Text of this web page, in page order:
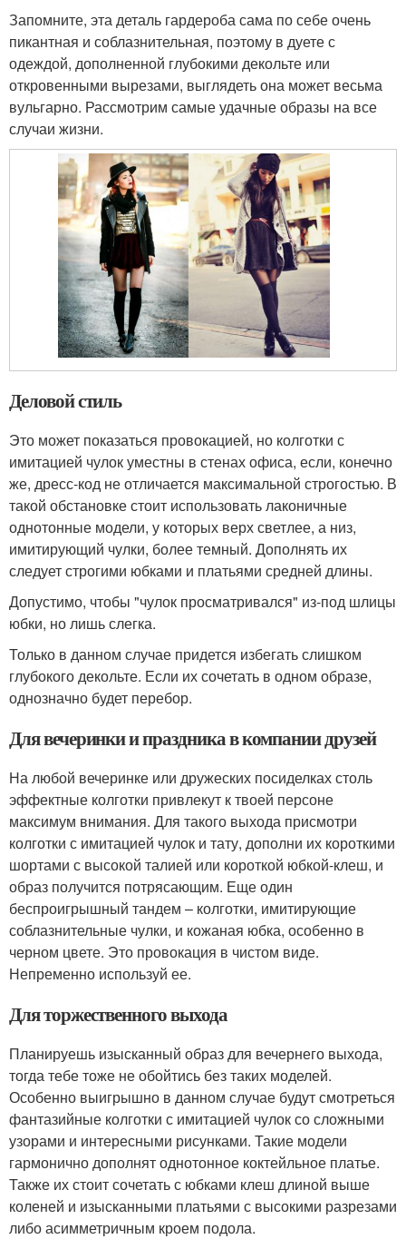
Запомните, эта деталь гардероба сама по себе очень
пикантная и соблазнительная, поэтому в дуете с
одеждой, дополненной глубокими декольте или
откровенными вырезами, выглядеть она может весьма
вульгарно. Рассмотрим самые удачные образы на все
случаи жизни.
Деловой стиль
Это может показаться провокацией, но колготки с
имитацией чулок уместны в стенах офиса, если, конечно
же, дресс-код не отличается максимальной строгостью. В
такой обстановке стоит использовать лаконичные
однотонные модели, у которых верх светлее, а низ,
имитирующий чулки, более темный. Дополнять их
следует строгими юбками и платьями средней длины.
Допустимо, чтобы "чулок просматривался" из-под шлицы
юбки, но лишь слегка.
Только в данном случае придется избегать слишком
глубокого декольте. Если их сочетать в одном образе,
однозначно будет перебор.
Для вечеринки и праздника в компании друзей
На любой вечеринке или дружеских посиделках столь
эффектные колготки привлекут к твоей персоне
максимум внимания. Для такого выхода присмотри
колготки с имитацией чулок и тату, дополни их короткими
шортами с высокой талией или короткой юбкой-клеш, и
образ получится потрясающим. Еще один
беспроигрышный тандем – колготки, имитирующие
соблазнительные чулки, и кожаная юбка, особенно в
черном цвете. Это провокация в чистом виде.
Непременно используй ее.
Для торжественного выхода
Планируешь изысканный образ для вечернего выхода,
тогда тебе тоже не обойтись без таких моделей.
Особенно выигрышно в данном случае будут смотреться
фантазийные колготки с имитацией чулок со сложными
узорами и интересными рисунками. Такие модели
гармонично дополнят однотонное коктейльное платье.
Также их стоит сочетать с юбками клеш длиной выше
коленей и изысканными платьями с высокими разрезами
либо асимметричным кроем подола.